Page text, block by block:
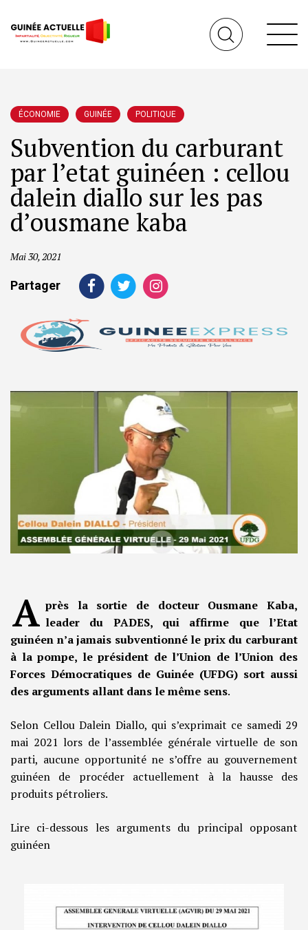
ÉCONOMIE GUINÉE POLITIQUE
Subvention du carburant
par l’etat guinéen : cellou
dalein diallo sur les pas
d’ousmane kaba
Mai 30, 2021
Partager
A près la sortie de docteur Ousmane Kaba,
leader du PADES, qui affirme que l’Etat
guinéen n’a jamais subventionné le prix du carburant
à la pompe, le président de l’Union de l’Union des
Forces Démocratiques de Guinée (UFDG) sort aussi
des arguments allant dans le même sens.
Selon Cellou Dalein Diallo, qui s’exprimait ce samedi 29
mai 2021 lors de l’assemblée générale virtuelle de son
parti, aucune opportunité ne s’offre au gouvernement
guinéen de procéder actuellement à la hausse des
produits pétroliers.
Lire ci-dessous les arguments du principal opposant
guinéen